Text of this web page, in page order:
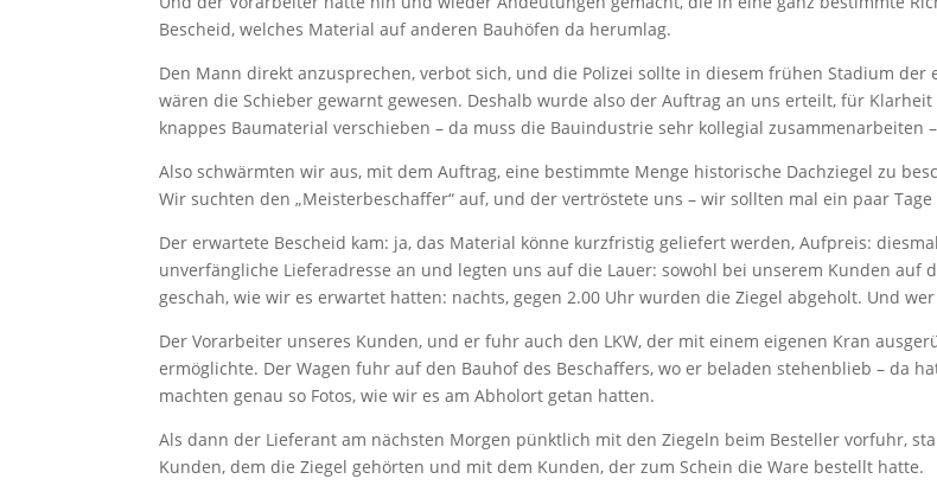
Bescheid, welches Material auf anderen Bauhöfen da herumlag.
Den Mann direkt anzusprechen, verbot sich, und die Polizei sollte in diesem frühen Stadium
wären die Schieber gewarnt gewesen. Deshalb wurde also der Auftrag an uns erteilt, für
knappes Baumaterial verschieben – da muss die Bauindustrie sehr kollegial zusammenarbeiten
Also schwärmten wir aus, mit dem Auftrag, eine bestimmte Menge historische Dachziegel zu
Wir suchten den „Meisterbeschaffer“ auf, und der vertröstete uns – wir sollten mal ein paar
Der erwartete Bescheid kam: ja, das Material könne kurzfristig geliefert werden, Aufpreis:
unverfängliche Lieferadresse an und legten uns auf die Lauer: sowohl bei unserem Kunden auf
geschah, wie wir es erwartet hatten: nachts, gegen 2.00 Uhr wurden die Ziegel abgeholt. Und
Der Vorarbeiter unseres Kunden, und er fuhr auch den LKW, der mit einem eigenen Kran
ermöglichte. Der Wagen fuhr auf den Bauhof des Beschaffers, wo er beladen stehenblieb – da
machten genau so Fotos, wie wir es am Abholort getan hatten.
Als dann der Lieferant am nächsten Morgen pünktlich mit den Ziegeln beim Besteller vorfuhr,
Kunden, dem die Ziegel gehörten und mit dem Kunden, der zum Schein die Ware bestellt hatte.